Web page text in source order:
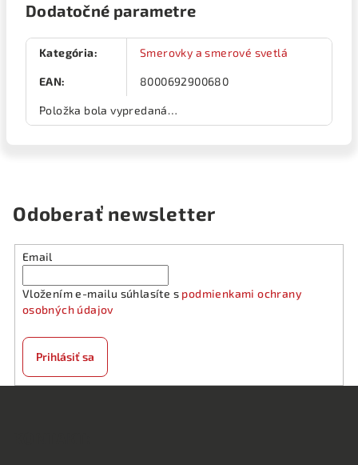
Dodatočné parametre
Kategória: Smerovky a smerové svetlá
EAN: 8000692900680
Položka bola vypredaná…
Odoberať newsletter
Email
Vložením e-mailu súhlasíte s podmienkami ochrany
osobných údajov
Prihlásiť sa